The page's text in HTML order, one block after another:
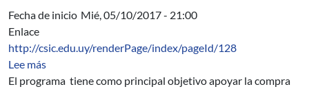
Fecha de inicio Mié, 05/10/2017 - 21:00
Enlace
http://csic.edu.uy/renderPage/index/pageId/128
Lee más
El programa tiene como principal objetivo apoyar la compra